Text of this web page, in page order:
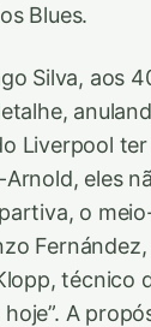
Blues.
Silva, aos
Liverpool
eles
o
técnico
A